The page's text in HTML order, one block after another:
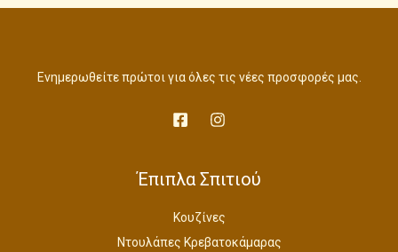
Ενημερωθείτε πρώτοι για όλες τις νέες προσφορές μας.
Έπιπλα Σπιτιού
Κουζίνες
Ντουλάπες Κρεβατοκάμαρας